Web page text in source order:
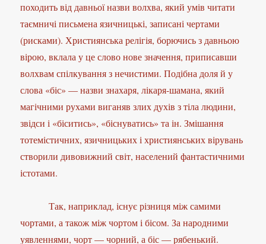
походить від давньої назви волхва, який умів читати
таємничі письмена язичницькі, записані чертами
(рисками). Християнська релігія, борючись з давньою
вірою, вклала у це слово нове значення, приписавши
волхвам спілкування з нечистими. Подібна доля й у
слова «біс» — назви знахаря, лікаря-шамана, який
магічними рухами виганяв злих духів з тіла людини,
звідси і «біситись», «біснуватись» та ін. Змішання
тотемістичних, язичницьких і християнських вірувань
створили дивовижний світ, населений фантастичними
істотами.
Так, наприклад, існує різниця між самими
чортами, а також між чортом і бісом. За народними
уявленнями, чорт — чорний, а біс — рябенький.